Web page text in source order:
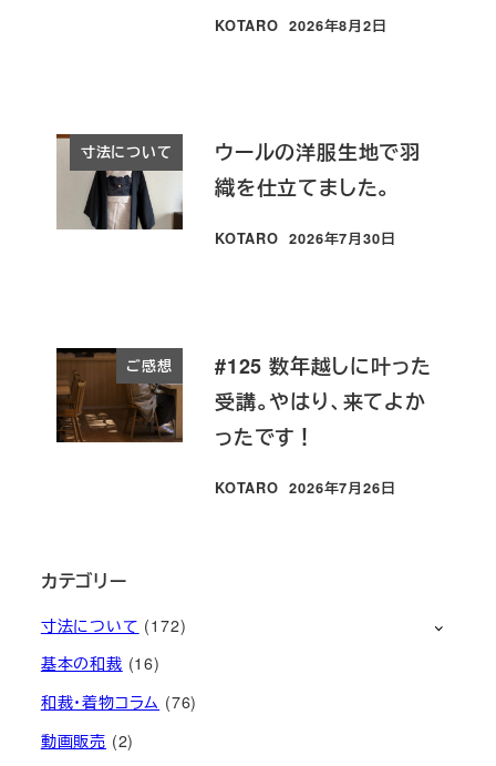
KOTARO
投稿日
2026年8月2日
寸法について
ウールの洋服生地で羽
織を仕立てました。
KOTARO
投稿日
2026年7月30日
ご感想
#125 数年越しに叶った
受講。やはり、来てよか
ったです！
KOTARO
投稿日
2026年7月26日
カテゴリー
寸法について (172)
基本の和裁 (16)
和裁・着物コラム (76)
動画販売 (2)